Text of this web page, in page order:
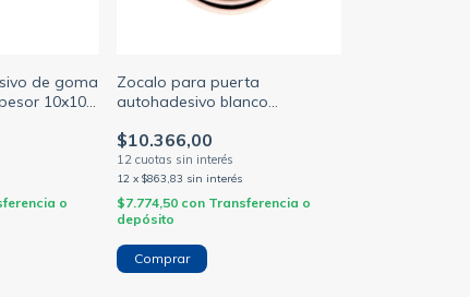
de goma
10x10 x
o
Zocalo para puerta
autohadesivo blanco
$10.366,00
12 x $863,83 sin interés
$7.774,50 con Transferencia o
depósito